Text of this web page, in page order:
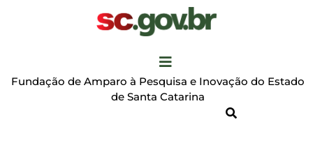
Fundação de Amparo à Pesquisa e Inovação do Estado
de Santa Catarina